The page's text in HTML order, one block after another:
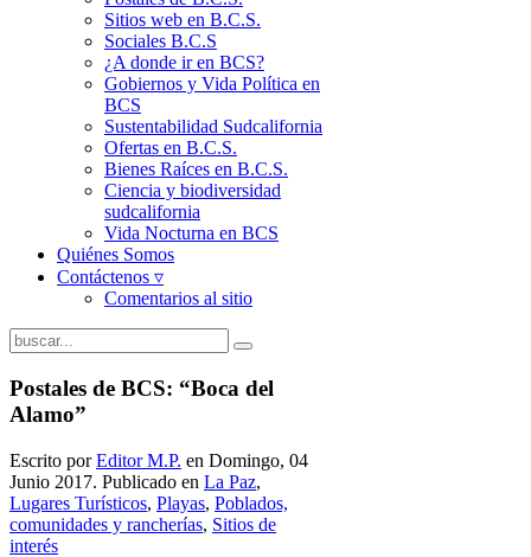
Sitios web en B.C.S.
Sociales B.C.S
¿A donde ir en BCS?
Gobiernos y Vida Política en
BCS
Sustentabilidad Sudcalifornia
Ofertas en B.C.S.
Bienes Raíces en B.C.S.
Ciencia y biodiversidad
sudcalifornia
Vida Nocturna en BCS
Quiénes Somos
Contáctenos ▿
Comentarios al sitio
Postales de BCS: “Boca del
Alamo”
Escrito porEditor M.P. en Domingo, 04
Junio 2017. Publicado en La Paz,
Lugares Turísticos, Playas, Poblados,
comunidades y rancherías, Sitios de
interés